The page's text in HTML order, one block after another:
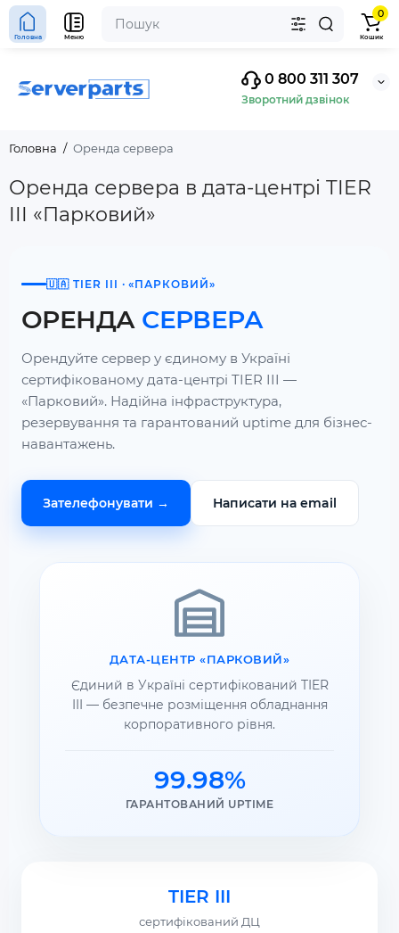
0 800 311 307
Зворотний дзвінок
Головна Меню
0
Кошик
Головна Оренда сервера
Оренда сервера в дата-центрі TIER
III «Парковий»
🇺🇦 TIER III · «ПАРКОВИЙ»
ОРЕНДА СЕРВЕРА
Орендуйте сервер у єдиному в Україні
сертифікованому дата-центрі TIER III —
«Парковий». Надійна інфраструктура,
резервування та гарантований uptime для бізнес-
навантажень.
Зателефонувати → Написати на email
ДАТА-ЦЕНТР «ПАРКОВИЙ»
Єдиний в Україні сертифікований TIER
III — безпечне розміщення обладнання
корпоративного рівня.
99.98%
ГАРАНТОВАНИЙ UPTIME
TIER III
сертифікований ДЦ